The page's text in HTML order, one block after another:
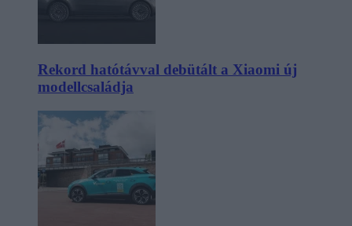
Rekord hatótávval debütált a Xiaomi új
modellcsaládja